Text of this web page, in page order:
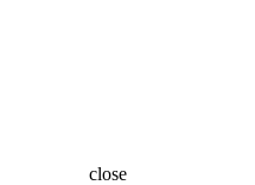
close